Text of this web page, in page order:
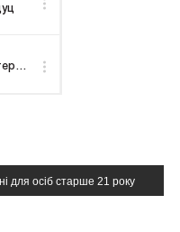
для осіб старше 21 року